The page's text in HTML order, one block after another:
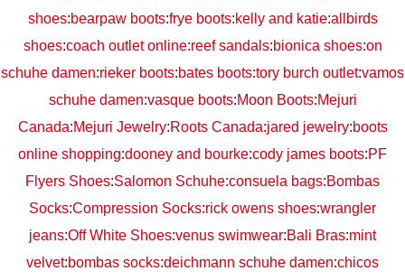
shoes:bearpaw boots:frye boots:kelly and katie:allbirds
shoes:coach outlet online:reef sandals:bionica shoes:on
schuhe damen:rieker boots:bates boots:tory burch outlet:vamos
schuhe damen:vasque boots:Moon Boots:Mejuri
Canada:Mejuri Jewelry:Roots Canada:jared jewelry:boots
online shopping:dooney and bourke:cody james boots:PF
Flyers Shoes:Salomon Schuhe:consuela bags:Bombas
Socks:Compression Socks:rick owens shoes:wrangler
jeans:Off White Shoes:venus swimwear:Bali Bras:mint
velvet:bombas socks:deichmann schuhe damen:chicos